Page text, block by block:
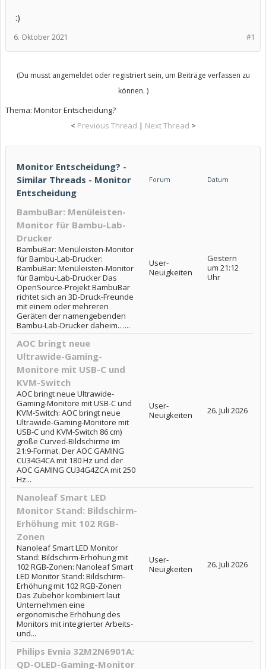
:)
#1
6. Oktober 2021
(Du musst angemeldet oder registriert sein, um Beiträge verfassen zu
können. )
Thema: Monitor Entscheidung?
< Previous Thread | Next Thread >
Monitor Entscheidung? -
Similar Threads - Monitor
Entscheidung
Forum Datum
BambuBar: Menüleisten-
Monitor für Bambu-Lab-
Drucker
BambuBar: Menüleisten-Monitor
für Bambu-Lab-Drucker:
BambuBar: Menüleisten-Monitor
für Bambu-Lab-Drucker Das
OpenSource-Projekt BambuBar
richtet sich an 3D-Druck-Freunde
mit einem oder mehreren
Geräten der namengebenden
Bambu-Lab-Drucker daheim.. ....
User-
Neuigkeiten
Gestern
um 21:12
Uhr
AOC bringt neue
Ultrawide-Gaming-
Monitore mit USB-C und
KVM-Switch
AOC bringt neue Ultrawide-
Gaming-Monitore mit USB-C und
KVM-Switch: AOC bringt neue
Ultrawide-Gaming-Monitore mit
USB-C und KVM-Switch 86 cm)
große Curved-Bildschirme im
21:9-Format. Der AOC GAMING
CU34G4CA mit 180 Hz und der
AOC GAMING CU34G4ZCA mit 250
Hz...
User-
Neuigkeiten
26. Juli 2026
Nanoleaf Smart LED
Monitor Stand: Bildschirm-
Erhöhung mit 102 RGB-
Zonen
Nanoleaf Smart LED Monitor
Stand: Bildschirm-Erhöhung mit
102 RGB-Zonen: Nanoleaf Smart
LED Monitor Stand: Bildschirm-
Erhöhung mit 102 RGB-Zonen
Das Zubehör kombiniert laut
Unternehmen eine
ergonomische Erhöhung des
Monitors mit integrierter Arbeits-
und...
User-
Neuigkeiten
26. Juli 2026
Philips Evnia 32M2N6901A:
QD-OLED-Gaming-Monitor